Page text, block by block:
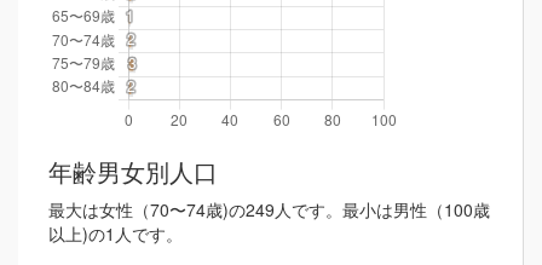
年齢男女別人口
最大は女性（70〜74歳)の249人です。最小は男性（100歳
以上)の1人です。